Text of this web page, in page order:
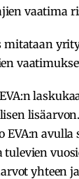
vaatima
mitataan
EVA:n avulla
yhteen